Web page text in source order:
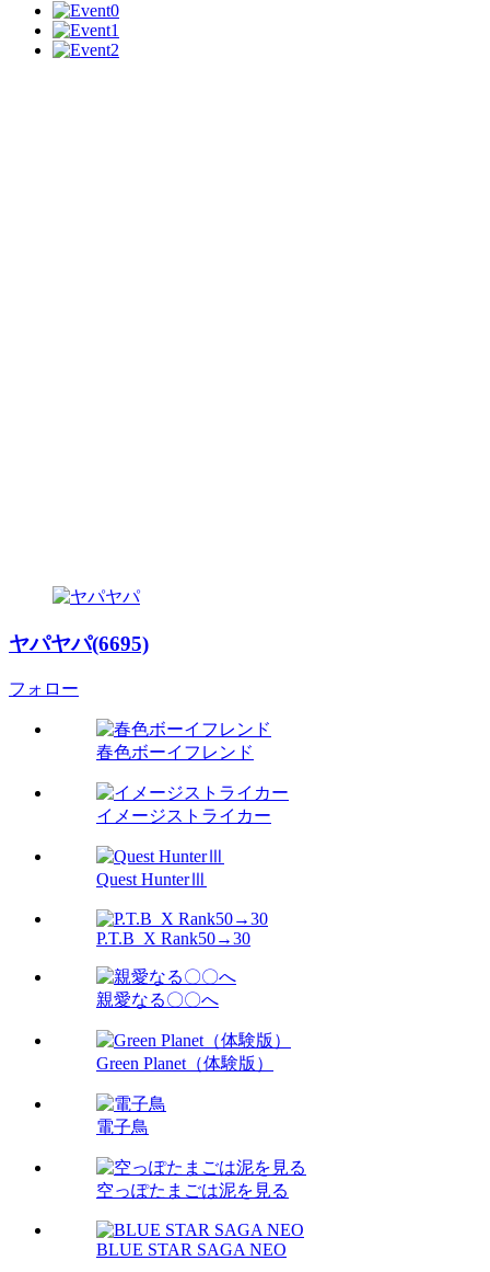
ヤパヤパ(6695)
フォロー
春色ボーイフレンド
イメージストライカー
Quest HunterⅢ
P.T.B_X Rank50→30
親愛なる〇〇へ
Green Planet（体験版）
電子鳥
空っぽたまごは泥を見る
BLUE STAR SAGA NEO